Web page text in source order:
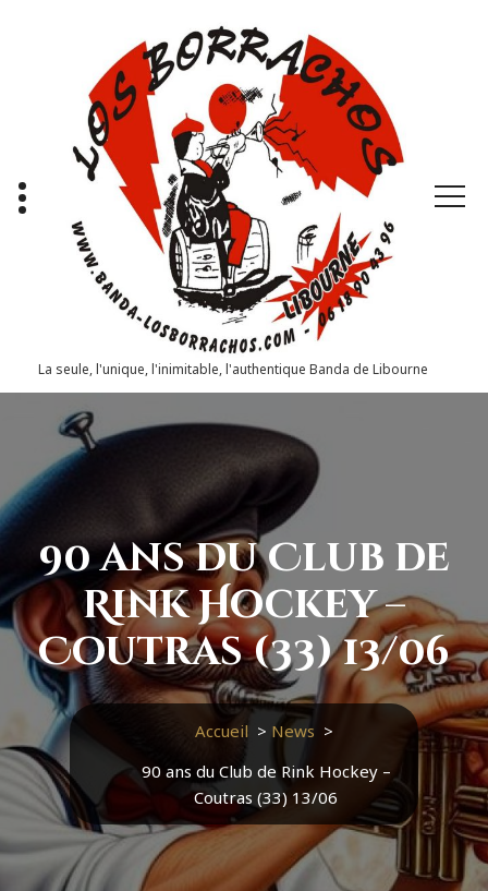
La seule, l'unique, l'inimitable, l'authentique Banda de Libourne
90 ans du Club de
Rink Hockey –
Coutras (33) 13/06
Accueil > News >
90 ans du Club de Rink Hockey –
Coutras (33) 13/06